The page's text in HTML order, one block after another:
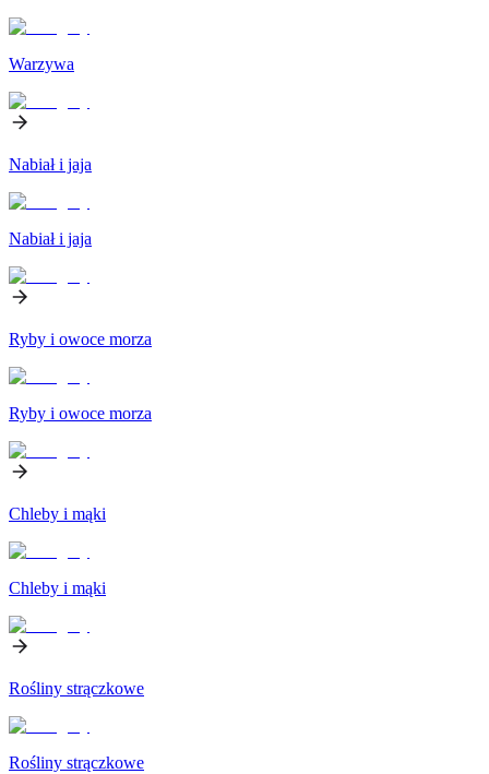
Warzywa
Nabiał i jaja
Nabiał i jaja
Ryby i owoce morza
Ryby i owoce morza
Chleby i mąki
Chleby i mąki
Rośliny strączkowe
Rośliny strączkowe